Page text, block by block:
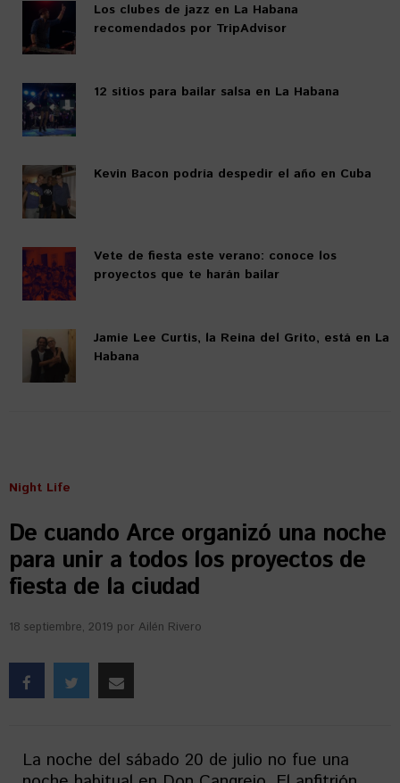
Los clubes de jazz en La Habana
recomendados por TripAdvisor
12 sitios para bailar salsa en La Habana
Kevin Bacon podría despedir el año en Cuba
Vete de fiesta este verano: conoce los
proyectos que te harán bailar
Jamie Lee Curtis, la Reina del Grito, está en La
Habana
Night Life
De cuando Arce organizó una noche
para unir a todos los proyectos de
fiesta de la ciudad
18 septiembre, 2019 por Ailén Rivero
La noche del sábado 20 de julio no fue una